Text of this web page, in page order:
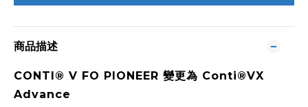
商品描述
CONTI® V FO PIONEER 變更為 Conti®VX
Advance